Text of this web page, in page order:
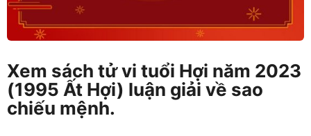
Xem sách tử vi tuổi Hợi năm 2023
(1995 Ất Hợi) luận giải về sao
chiếu mệnh.